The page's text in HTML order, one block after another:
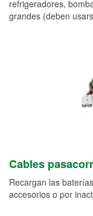
refrigeradores,
grandes (deben
Cables
Recargan las
accesorios o por